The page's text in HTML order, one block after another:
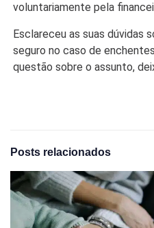
voluntariamente pela
Esclareceu as suas dúvidas
seguro no caso de
questão sobre o assunto,
Posts relacionados